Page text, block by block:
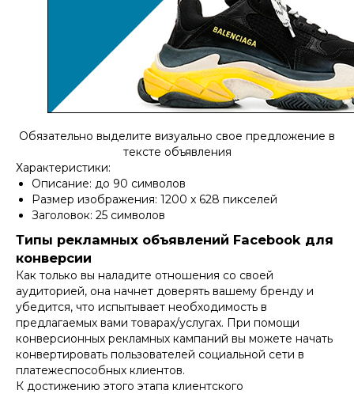
Обязательно выделите визуально свое предложение в
тексте объявления
Характеристики:
Описание: до 90 символов
Размер изображения: 1200 x 628 пикселей
Заголовок: 25 символов
Типы рекламных объявлений Facebook для
конверсии
Как только вы наладите отношения со своей
аудиторией, она начнет доверять вашему бренду и
убедится, что испытывает необходимость в
предлагаемых вами товарах/услугах. При помощи
конверсионных рекламных кампаний вы можете начать
конвертировать пользователей социальной сети в
платежеспособных клиентов.
К достижению этого этапа клиентского